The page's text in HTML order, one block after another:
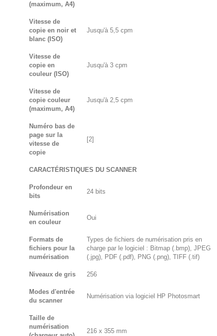
(maximum, A4)
Vitesse de
copie en noir et
blanc (ISO)
Jusqu'à 5,5 cpm
Vitesse de
copie en
couleur (ISO)
Jusqu'à 3 cpm
Vitesse de
copie couleur
(maximum, A4)
Jusqu'à 2,5 cpm
Numéro bas de
page sur la
vitesse de
copie
[2]
CARACTÉRISTIQUES DU SCANNER
Profondeur en
bits
24 bits
Numérisation
en couleur
Oui
Formats de
fichiers pour la
numérisation
Types de fichiers de numérisation pris en
charge par le logiciel : Bitmap (.bmp), JPEG
(.jpg), PDF (.pdf), PNG (.png), TIFF (.tif)
Niveaux de gris 256
Modes d'entrée
du scanner
Numérisation via logiciel HP Photosmart
Taille de
numérisation
216 x 355 mm